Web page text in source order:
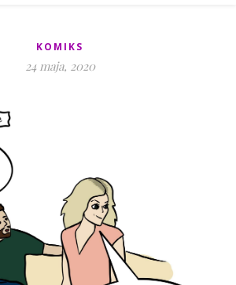
KOMIKS
24 maja, 2020